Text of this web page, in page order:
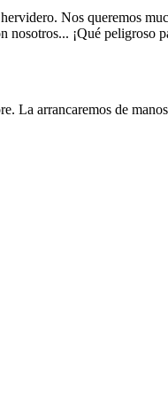
Nos queremos
nosotros... ¡Qué peligroso
La arrancaremos de